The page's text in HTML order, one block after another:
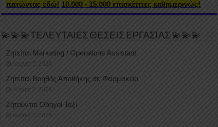
πατώντας εδώ! 10.000 - 15.000 επισκέπτες καθημερινώς!
💫💫💫ΤΕΛΕΥΤΑΙΕΣ ΘΕΣΕΙΣ ΕΡΓΑΣΙΑΣ 💫💫💫
Ζητείται Marketing / Operations Assistant
August 7, 2026
Ζητείται Βοηθός Αποθήκης σε Φαρμακείο
August 7, 2026
Ζητούνται Οδηγοί Ταξί
August 7, 2026